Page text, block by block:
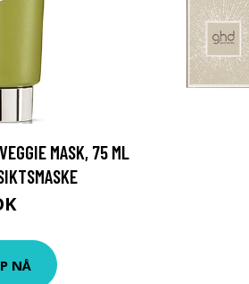
MASK, 75 ML
NÅ